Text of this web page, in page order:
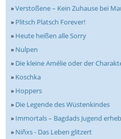
»Verstoßene – Kein Zuhause bei
» Plitsch Platsch Forever!
» Heute heißen alle Sorry
» Nulpen
» Die kleine Amélie oder der
» Koschka
» Hoppers
» Die Legende des Wüstenkindes
» Immortals – Bagdads Jugend
» Niñxs - Das Leben glitzert